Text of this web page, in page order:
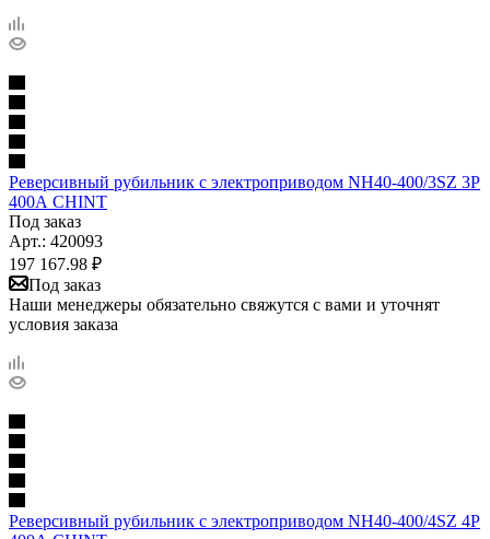
Реверсивный рубильник с электроприводом NH40-400/3SZ 3P
400А CHINT
Под заказ
Арт.: 420093
197 167.98 ₽
Под заказ
Наши менеджеры обязательно свяжутся с вами и уточнят
условия заказа
Реверсивный рубильник с электроприводом NH40-400/4SZ 4P